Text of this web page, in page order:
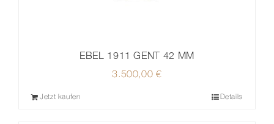
EBEL 1911 GENT 42 MM
3.500,00€
Jetzt kaufen Details